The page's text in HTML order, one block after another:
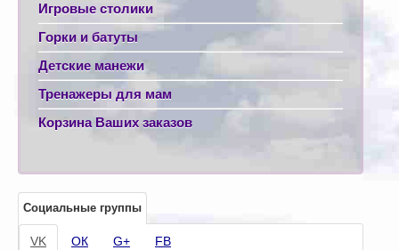
Игровые столики
Горки и батуты
Детские манежи
Тренажеры для мам
Корзина Ваших заказов
Социальные группы
VK ОК G+ FB